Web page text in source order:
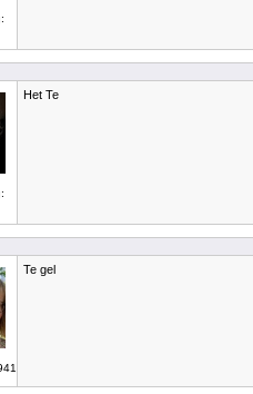
Het Te
Te gel